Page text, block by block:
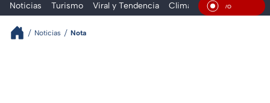
Noticias Turismo Viral y Tendencia Clima Deportes En
Noticias Nota